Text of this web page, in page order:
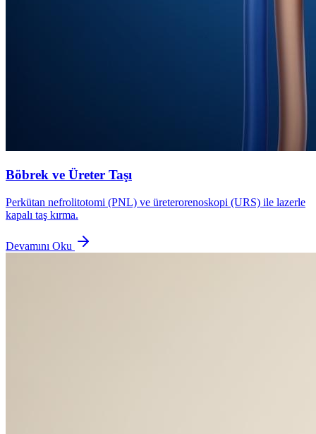
Böbrek ve Üreter Taşı
Perkütan nefrolitotomi (PNL) ve üreterorenoskopi (URS) ile lazerle
kapalı taş kırma.
Devamını Oku